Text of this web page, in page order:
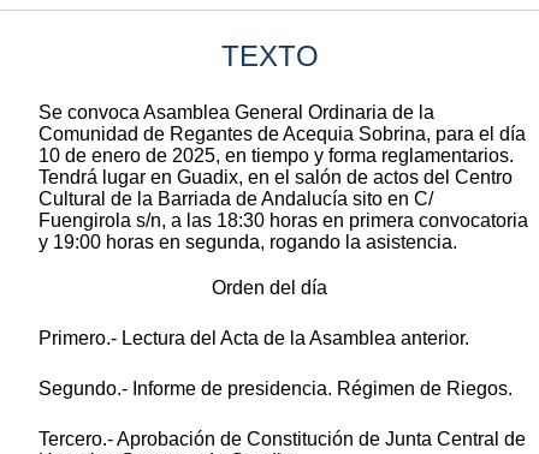
TEXTO
Se convoca Asamblea General Ordinaria de la
Comunidad de Regantes de Acequia Sobrina, para el día
10 de enero de 2025, en tiempo y forma reglamentarios.
Tendrá lugar en Guadix, en el salón de actos del Centro
Cultural de la Barriada de Andalucía sito en C/
Fuengirola s/n, a las 18:30 horas en primera convocatoria
y 19:00 horas en segunda, rogando la asistencia.
Orden del día
Primero.- Lectura del Acta de la Asamblea anterior.
Segundo.- Informe de presidencia. Régimen de Riegos.
Tercero.- Aprobación de Constitución de Junta Central de